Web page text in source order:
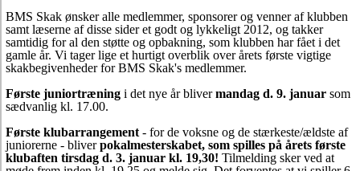
BMS Skak ønsker alle medlemmer, sponsorer og venner af klubben
samt læserne af disse sider et godt og lykkeligt 2012, og takker
samtidig for al den støtte og opbakning, som klubben har fået i det
gamle år. Vi tager lige et hurtigt overblik over årets første vigtige
skakbegivenheder for BMS Skak's medlemmer.
Første juniortræning i det nye år blivermandag d. 9. januar som
sædvanlig kl. 17.00.
Første klubarrangement - for de voksne og de stærkeste/ældste af
juniorerne - bliverpokalmesterskabet, som spilles på årets første
klubaften tirsdag d. 3. januar kl. 19,30! Tilmelding sker ved at